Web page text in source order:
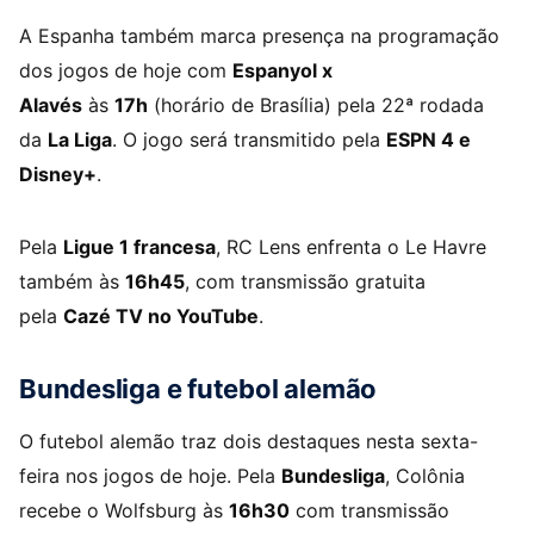
A Espanha também marca presença na programação
dos jogos de hoje com Espanyol x
Alavés às 17h (horário de Brasília) pela 22ª rodada
da La Liga. O jogo será transmitido pela ESPN 4 e
Disney+.
Pela Ligue 1 francesa, RC Lens enfrenta o Le Havre
também às 16h45, com transmissão gratuita
pela Cazé TV no YouTube.
Bundesliga e futebol alemão
O futebol alemão traz dois destaques nesta sexta-
feira nos jogos de hoje. Pela Bundesliga, Colônia
recebe o Wolfsburg às 16h30 com transmissão